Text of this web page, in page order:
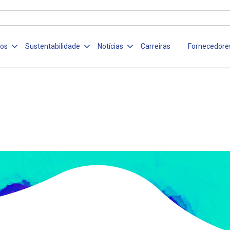
Sustentabilidade Notícias Carreiras